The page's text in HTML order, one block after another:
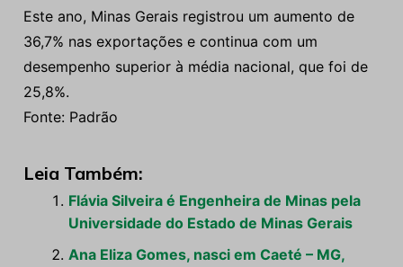
Este ano, Minas Gerais registrou um aumento de
36,7% nas exportações e continua com um
desempenho superior à média nacional, que foi de
25,8%.
Fonte: Padrão
Leia Também:
Flávia Silveira é Engenheira de Minas pela
Universidade do Estado de Minas Gerais
Ana Eliza Gomes, nasci em Caeté – MG,